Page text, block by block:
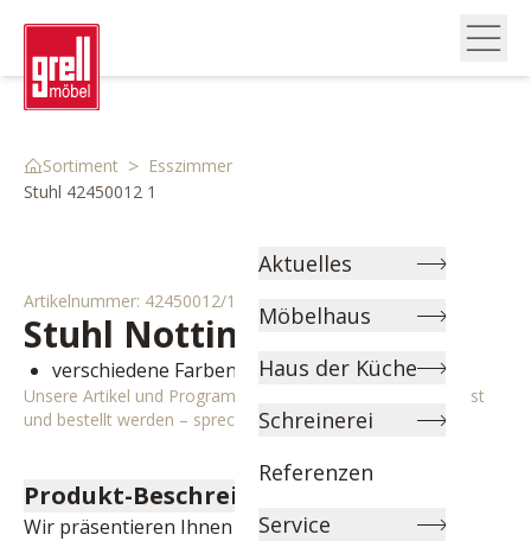
Aktuelles
Möbelhaus
Haus der Küche
Schreinerei
Referenzen
Service
Sortiment > Esszimmer
Stuhl 42450012 1
Artikelnummer: 42450012/1
Stuhl Nottingham
verschiedene Farben wählbar
Unsere Artikel und Programme können individuell angepasst
und bestellt werden – sprechen Sie uns gerne an!
Produkt-Beschreibung
Wir präsentieren Ihnen unseren vielseitigen und